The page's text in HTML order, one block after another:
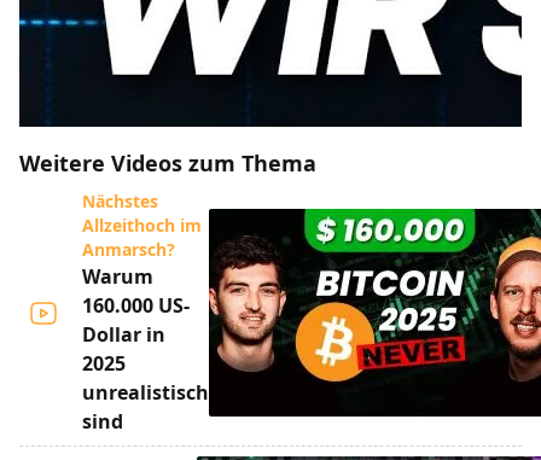
Weitere Videos zum Thema
Nächstes
Allzeithoch im
Anmarsch?
Warum
160.000 US-
Dollar in
2025
unrealistisch
sind